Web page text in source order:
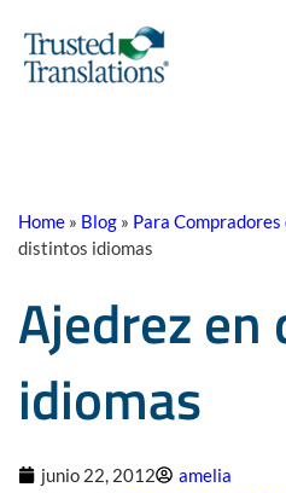
Home » Blog » Para
distintos idiomas
Ajedrez
idiomas
junio 22, 2012
amelia